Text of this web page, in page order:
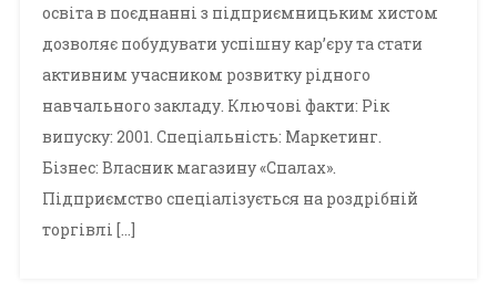
освіта в поєднанні з підприємницьким хистом
дозволяє побудувати успішну кар’єру та стати
активним учасником розвитку рідного
навчального закладу. Ключові факти: Рік
випуску: 2001. Спеціальність: Маркетинг.
Бізнес: Власник магазину «Спалах».
Підприємство спеціалізується на роздрібній
торгівлі […]